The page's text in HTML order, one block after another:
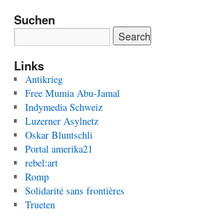
Suchen
Links
Antikrieg
Free Mumia Abu-Jamal
Indymedia Schweiz
Luzerner Asylnetz
Oskar Bluntschli
Portal amerika21
rebel:art
Romp
Solidarité sans frontières
Trueten